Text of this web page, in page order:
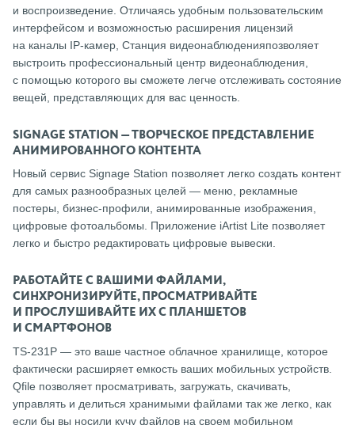
и воспроизведение. Отличаясь удобным пользовательским
интерфейсом и возможностью расширения лицензий
на каналы IP-камер, Станция видеонаблюденияпозволяет
выстроить профессиональный центр видеонаблюдения,
с помощью которого вы сможете легче отслеживать состояние
вещей, представляющих для вас ценность.
SIGNAGE STATION — ТВОРЧЕСКОЕ ПРЕДСТАВЛЕНИЕ
АНИМИРОВАННОГО КОНТЕНТА
Новый сервис Signage Station позволяет легко создать контент
для самых разнообразных целей — меню, рекламные
постеры, бизнес-профили, анимированные изображения,
цифровые фотоальбомы. Приложение iArtist Lite позволяет
легко и быстро редактировать цифровые вывески.
РАБОТАЙТЕ С ВАШИМИ ФАЙЛАМИ,
СИНХРОНИЗИРУЙТЕ, ПРОСМАТРИВАЙТЕ
И ПРОСЛУШИВАЙТЕ ИХ С ПЛАНШЕТОВ
И СМАРТФОНОВ
TS-231P — это ваше частное облачное хранилище, которое
фактически расширяет емкость ваших мобильных устройств.
Qfile позволяет просматривать, загружать, скачивать,
управлять и делиться хранимыми файлами так же легко, как
если бы вы носили кучу файлов на своем мобильном